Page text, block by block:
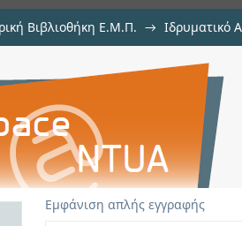
Βιβλιοθήκη Ε.Μ.Π. → Ιδρυματικό
υλοποίηση
Εμφάνιση απλής εγγραφής